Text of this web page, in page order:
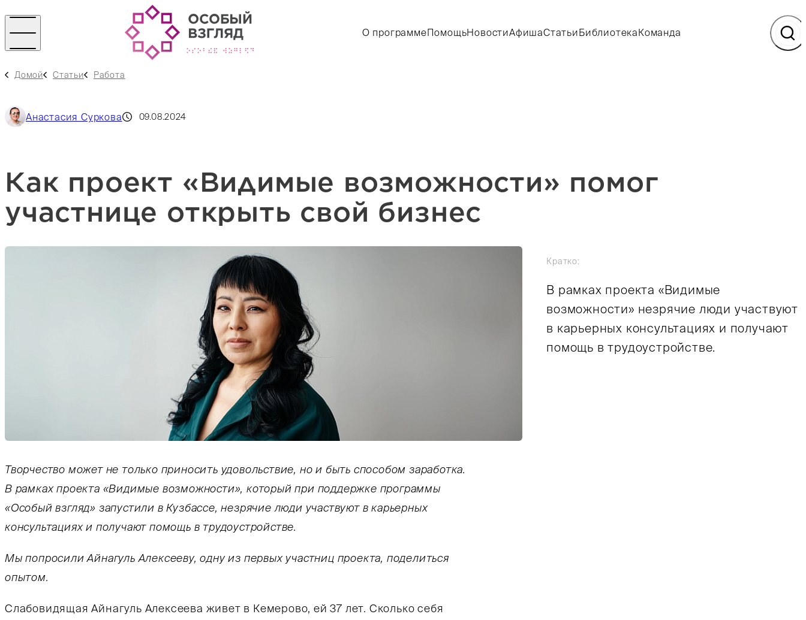
О программеПомощьНовостиАфишаСтатьиБиблиотекаКоманда
Домой Статьи Работа
Анастасия Суркова 09.08.2024
Как проект «Видимые возможности» помог
участнице открыть свой бизнес
Кратко:
В рамках проекта «Видимые
возможности» незрячие люди участвуют
в карьерных консультациях и получают
помощь в трудоустройстве.
Тифлокомментарий: цветная фотография. Плечевой портрет Айнагуль Алексеевой в зеленой шелковой блузе. Это темноволосая женщина
Творчество может не только приносить удовольствие, но и быть способом заработка.
В рамках проекта «Видимые возможности», который при поддержке программы
«Особый взгляд» запустили в Кузбассе, незрячие люди участвуют в карьерных
консультациях и получают помощь в трудоустройстве.
Мы попросили Айнагуль Алексееву, одну из первых участниц проекта, поделиться
опытом.
Слабовидящая Айнагуль Алексеева живет в Кемерово, ей 37 лет. Сколько себя